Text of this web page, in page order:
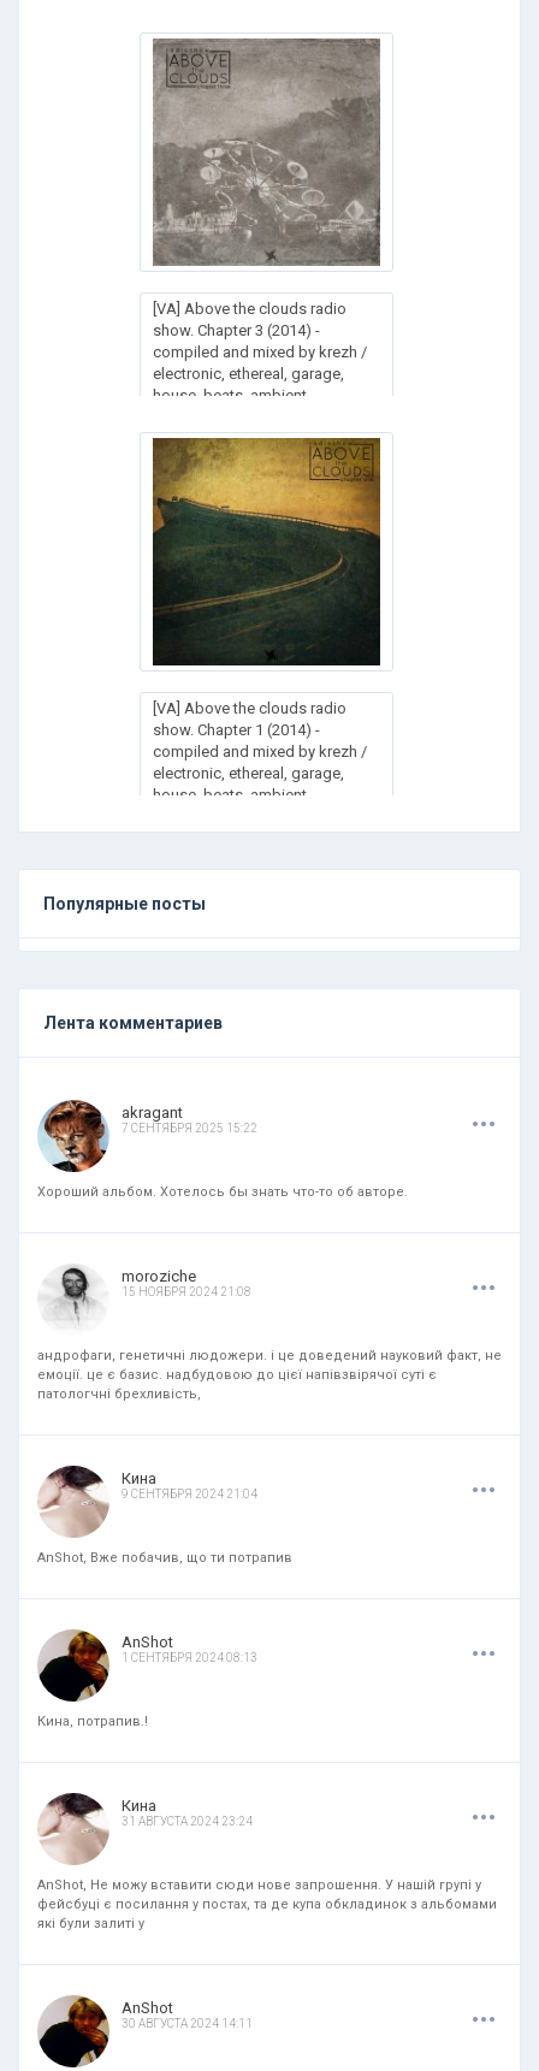
[VA] Above the clouds radio
show. Chapter 3 (2014) -
compiled and mixed by krezh /
electronic, ethereal, garage,
house, beats, ambient
[VA] Above the clouds radio
show. Chapter 1 (2014) -
compiled and mixed by krezh /
electronic, ethereal, garage,
house, beats, ambient
Популярные посты
Лента комментариев
akragant
7 СЕНТЯБРЯ 2025 15:22 ...
Хороший альбом. Хотелось бы знать что-то об авторе.
moroziche
15 НОЯБРЯ 2024 21:08 ...
андрофаги, генетичні людожери. і це доведений науковий факт, не
емоції. це є базис. надбудовою до цієї напівзвірячої суті є
патологчні брехливість,
Кина
9 СЕНТЯБРЯ 2024 21:04 ...
AnShot, Вже побачив, що ти потрапив
AnShot
1 СЕНТЯБРЯ 2024 08:13 ...
Кина, потрапив.!
Кина
31 АВГУСТА 2024 23:24 ...
AnShot, Не можу вставити сюди нове запрошення. У нашій групі у
фейсбуці є посилання у постах, та де купа обкладинок з альбомами
які були залиті у
AnShot
30 АВГУСТА 2024 14:11 ...